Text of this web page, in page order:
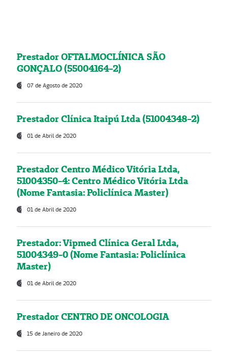
Prestador OFTALMOCLÍNICA SÃO
GONÇALO (55004164-2)
07 de Agosto de 2020
Prestador Clínica Itaipú Ltda (51004348-2)
01 de Abril de 2020
Prestador Centro Médico Vitória Ltda,
51004350-4: Centro Médico Vitória Ltda
(Nome Fantasia: Policlínica Master)
01 de Abril de 2020
Prestador: Vipmed Clínica Geral Ltda,
51004349-0 (Nome Fantasia: Policlínica
Master)
01 de Abril de 2020
Prestador CENTRO DE ONCOLOGIA
15 de Janeiro de 2020